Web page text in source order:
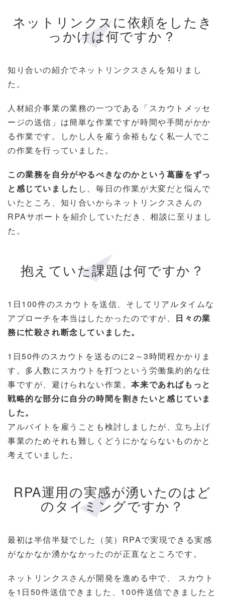
ネットリンクスに依頼をしたき
っかけは何ですか？
知り合いの紹介でネットリンクスさんを知りまし
た。
人材紹介事業の業務の一つである「スカウトメッセ
ージの送信」は簡単な作業ですが時間や手間がかか
る作業です。しかし人を雇う余裕もなく私一人でこ
の作業を行っていました。
この業務を自分がやるべきなのかという葛藤をずっ
と感じていました し、毎日の作業が大変だと悩んで
いたところ、知り合いからネットリンクスさんの
RPAサポートを紹介していただき、相談に至りまし
た。
抱えていた課題は何ですか？
1日100件のスカウトを送信、そしてリアルタイムな
アプローチを本当はしたかったのですが、 日々の業
務に忙殺され断念していました。
1日50件のスカウトを送るのに2～3時間程かかりま
す。多人数にスカウトを打つという労働集約的な仕
事ですが、避けられない作業。本来であればもっと
戦略的な部分に自分の時間を割きたいと感じていま
した。
アルバイトを雇うことも検討しましたが、立ち上げ
事業のためそれも難しくどうにかならないものかと
考えていました。
RPA運用の実感が湧いたのはど
のタイミングですか？
最初は半信半疑でした（笑）RPAで実現できる実感
がなかなか湧かなかったのが正直なところです。
ネットリンクスさんが開発を進める中で、 スカウト
を1日50件送信できました、100件送信できましたと